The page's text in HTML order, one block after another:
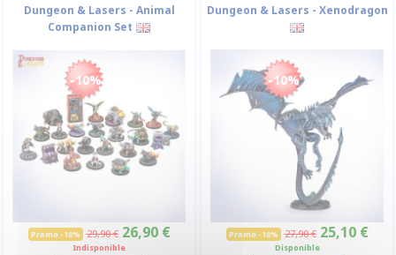
Dungeon & Lasers - Animal
Companion Set
-10%
Promo -10% 29,90 € 26,90 €
Indisponible
Dungeon & Lasers - Xenodragon
-10%
Promo -10% 27,90 € 25,10 €
Disponible